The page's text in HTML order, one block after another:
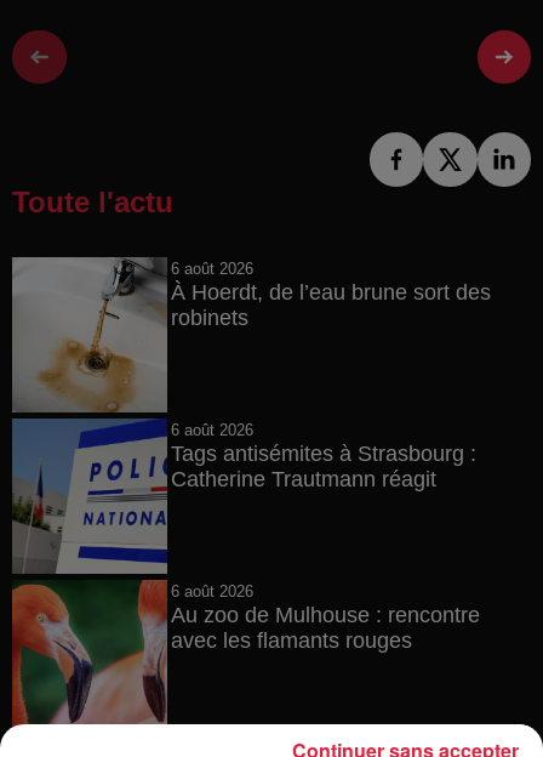
Toute l'actu
6 août 2026
À Hoerdt, de l’eau brune sort des
robinets
6 août 2026
Tags antisémites à Strasbourg :
Catherine Trautmann réagit
6 août 2026
Au zoo de Mulhouse : rencontre
avec les flamants rouges
Continuer sans accepter